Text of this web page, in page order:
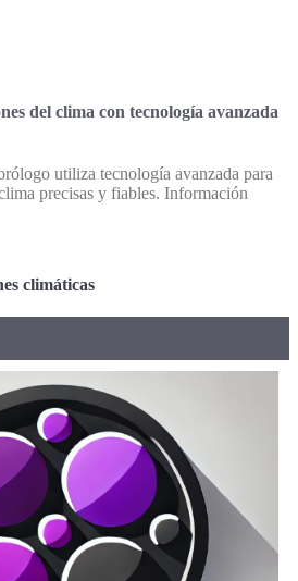
del clima con tecnología avanzada
utiliza tecnología avanzada para
precisas y fiables. Información
climáticas